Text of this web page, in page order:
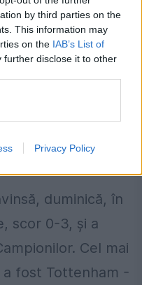
by third parties on the
This information may
on the IAB’s List of
further disclose it to other
Privacy Policy
FABULOS de
Campioana
9 goluri
duminică, în
scor 0-3, și a
Cel mai
a fost Tottenham -